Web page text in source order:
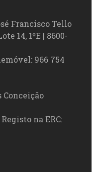
Francisco Tello
14, 1ºE | 8600-
966 754
Conceição
na ERC: